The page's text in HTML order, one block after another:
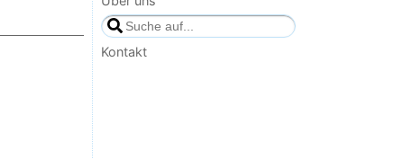
Kontakt